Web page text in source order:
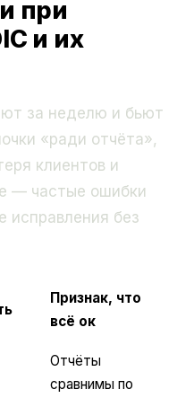
при
и их
за неделю и бьют
«ради отчёта»,
клиентов и
— частые ошибки
исправления без
Признак, что
всё ок
Отчёты
сравнимы по